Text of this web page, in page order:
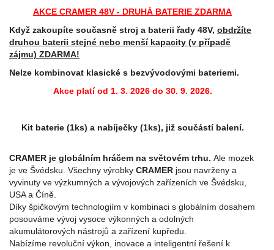
AKCE CRAMER 48V - DRUHÁ BATERIE ZDARMA
Když zakoupíte současně stroj a baterii řady 48V, obdržíte
druhou baterii stejné nebo menší kapacity (v případě
zájmu) ZDARMA!
Nelze kombinovat klasické s bezvývodovými bateriemi.
Akce platí od 1. 3. 2026 do 30. 9. 2026.
Kit baterie (1ks) a nabíječky (1ks), již součástí balení.
CRAMER je globálním hráčem na světovém trhu. Ale mozek
je ve Švédsku. Všechny výrobky CRAMER jsou navrženy a
vyvinuty ve výzkumných a vývojových zařízeních ve Švédsku,
USA a Číně.
Díky špičkovým technologiím v kombinaci s globálním dosahem
posouváme vývoj vysoce výkonných a odolných
akumulátorových nástrojů a zařízení kupředu.
Nabízíme revoluční výkon, inovace a inteligentní řešení k